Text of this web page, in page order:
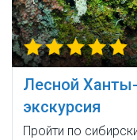
Лесной
экскурсия
Пройти по